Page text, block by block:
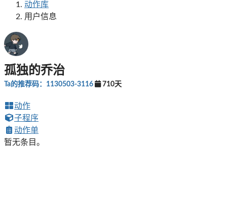
动作库
用户信息
孤独的乔治
Ta的推荐码：1130503-3116 710天
动作
子程序
动作单
暂无条目。